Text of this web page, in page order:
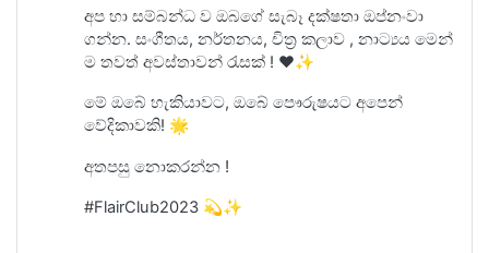
අප හා සම්බන්ධ ව ඔබගේ සැබෑ දක්ෂතා ඔප්නංවා
ගන්න. සංගීතය, නර්තනය, චිත්‍ර කලාව , නාට්‍යය මෙන්
ම තවත් අවස්තාවන් රැසක් ! ♥️✨
මේ ඔබේ හැකියාවට, ඔබේ පෞරුෂයට අපෙන්
වේදිකාවකි! 🌟
අතපසු නොකරන්න !
#FlairClub2023 💫✨